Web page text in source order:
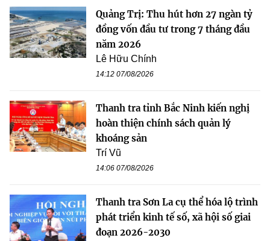
Quảng Trị: Thu hút hơn 27 ngàn tỷ
đồng vốn đầu tư trong 7 tháng đầu
năm 2026
Lê Hữu Chính
14:12 07/08/2026
Thanh tra tỉnh Bắc Ninh kiến nghị
hoàn thiện chính sách quản lý
khoáng sản
Trí Vũ
14:06 07/08/2026
Thanh tra Sơn La cụ thể hóa lộ trình
phát triển kinh tế số, xã hội số giai
đoạn 2026-2030